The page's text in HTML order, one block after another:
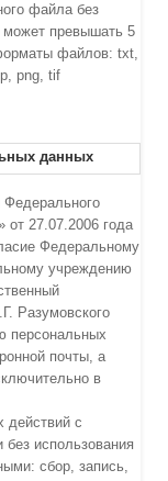
файла без
превышать 5
файлов: txt,
png, tif
данных
Федерального
27.07.2006 года
Федеральному
учреждению
Разумовского
персональных
почты, а
в
действий с
без использования
сбор, запись,